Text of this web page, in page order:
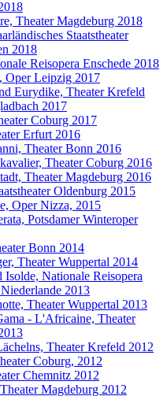
Theater Magdeburg 2018
Staatstheater
2018
Reisopera Enschede 2018
Oper Leipzig 2017
Eurydike, Theater Krefeld
2017
Coburg 2017
Erfurt 2016
Theater Bonn 2016
Theater Coburg 2016
Theater Magdeburg 2016
Oldenburg 2015
Oper Nizza, 2015
Potsdamer Winteroper
Bonn 2014
Theater Wuppertal 2014
Isolde, Nationale Reisopera
2013
Theater Wuppertal 2013
- L'Africaine, Theater
Theater Krefeld 2012
Coburg, 2012
Chemnitz 2012
Magdeburg 2012